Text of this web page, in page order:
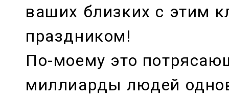
ваших близких с этим
праздником!
По-моему это
миллиарды людей